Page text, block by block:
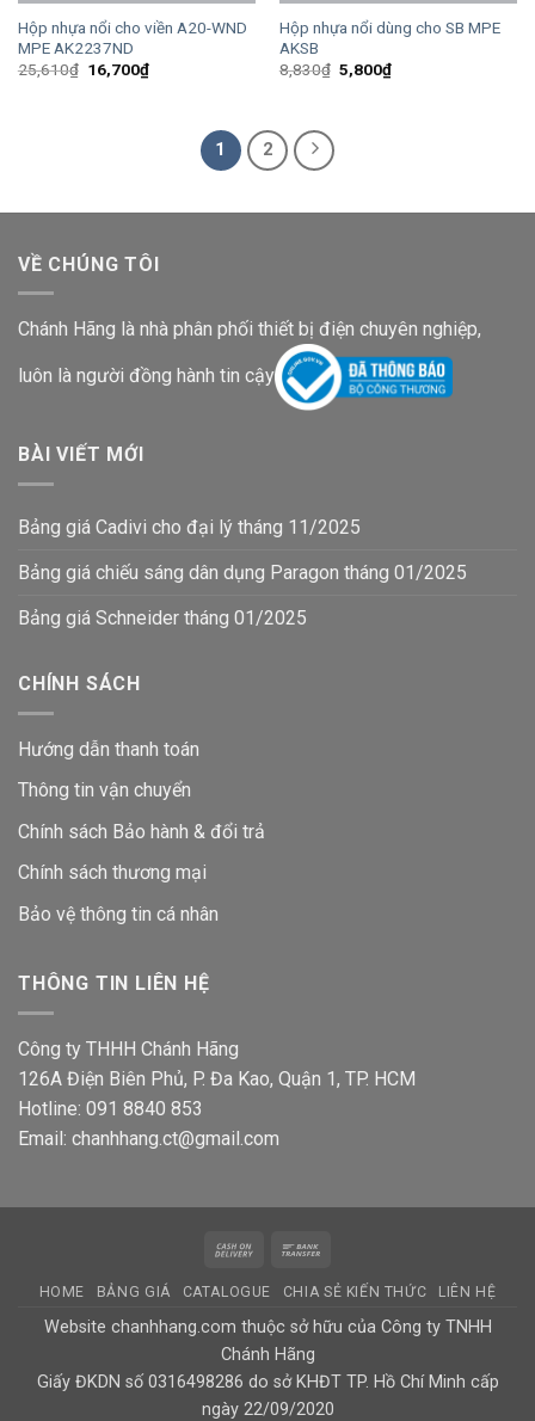
Hộp nhựa nổi cho viền A20-WND
MPE AK2237ND
25,610₫ Giá
gốc
16,700₫Giá
hiện
16,700₫.
Hộp nhựa nổi dùng cho SB MPE
AKSB
8,830₫ Giá
gốc
5,800₫Giá
hiện
1 2
VỀ CHÚNG TÔI
Chánh Hãng là nhà phân phối thiết bị điện chuyên nghiệp,
luôn là người đồng hành tin cậy
BÀI VIẾT MỚI
Bảng giá Cadivi cho đại lý tháng 11/2025
Bảng giá chiếu sáng dân dụng Paragon tháng 01/2025
Bảng giá Schneider tháng 01/2025
CHÍNH SÁCH
Hướng dẫn thanh toán
Thông tin vận chuyển
Chính sách Bảo hành & đổi trả
Chính sách thương mại
Bảo vệ thông tin cá nhân
THÔNG TIN LIÊN HỆ
Công ty THHH Chánh Hãng
126A Điện Biên Phủ, P. Đa Kao, Quận 1, TP. HCM
Hotline: 091 8840 853
Email: chanhhang.ct@gmail.com
Cash
Delivery
HOME BẢNG GIÁ CATALOGUE CHIA SẺ KIẾN THỨC LIÊN HỆ
Website chanhhang.com thuộc sở hữu của Công ty TNHH
Chánh Hãng
Giấy ĐKDN số 0316498286 do sở KHĐT TP. Hồ Chí Minh cấp
ngày 22/09/2020